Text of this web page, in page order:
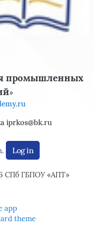
промышленных
»
iprkos@bk.ru
Log in
СПб ГБПОУ «АПТ»
app
theme